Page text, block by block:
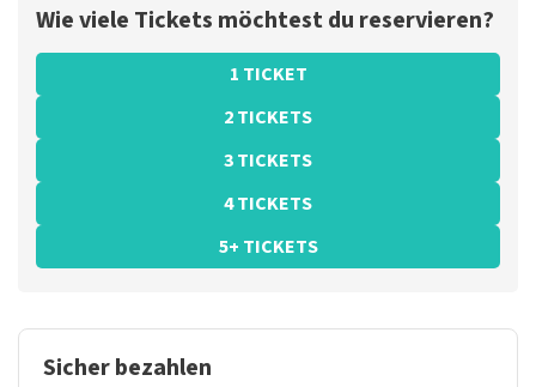
Wie viele Tickets möchtest du reservieren?
1 TICKET
2 TICKETS
3 TICKETS
4 TICKETS
5+ TICKETS
Sicher bezahlen